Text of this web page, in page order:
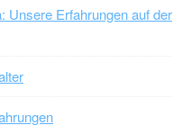
Unsere Erfahrungen auf der